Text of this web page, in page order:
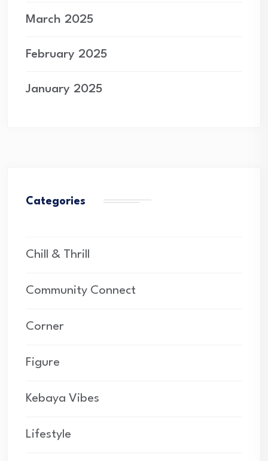
March 2025
February 2025
January 2025
Categories
Chill & Thrill
Community Connect
Corner
Figure
Kebaya Vibes
Lifestyle